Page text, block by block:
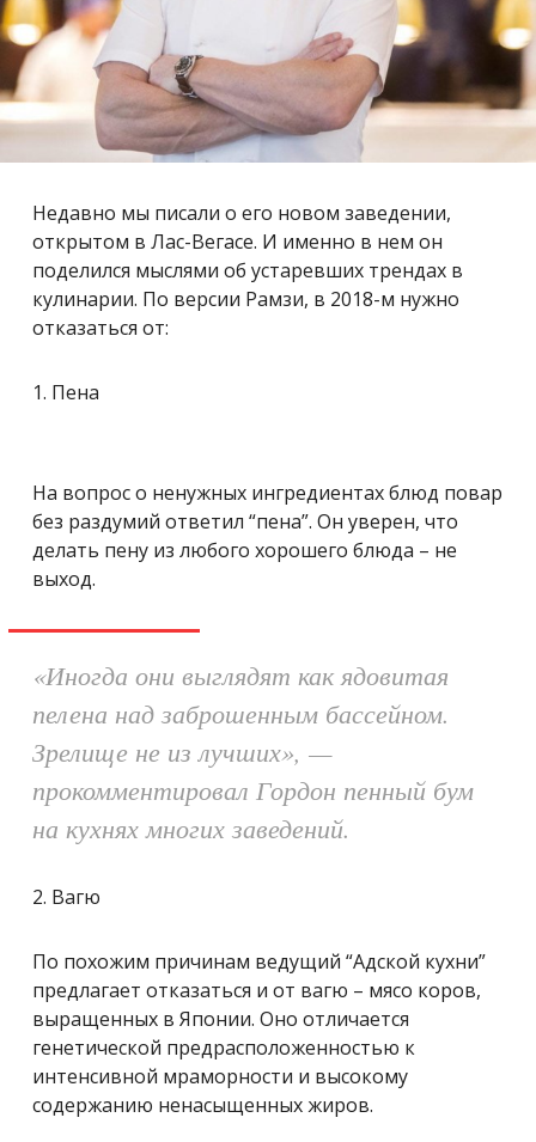
Недавно мы писали о его новом заведении,
открытом в Лас-Вегасе. И именно в нем он
поделился мыслями об устаревших трендах в
кулинарии. По версии Рамзи, в 2018-м нужно
отказаться от:
1. Пена
На вопрос о ненужных ингредиентах блюд повар
без раздумий ответил “пена”. Он уверен, что
делать пену из любого хорошего блюда – не
выход.
«Иногда они выглядят как ядовитая
пелена над заброшенным бассейном.
Зрелище не из лучших», —
прокомментировал Гордон пенный бум
на кухнях многих заведений.
2. Вагю
По похожим причинам ведущий “Адской кухни”
предлагает отказаться и от вагю – мясо коров,
выращенных в Японии. Оно отличается
генетической предрасположенностью к
интенсивной мраморности и высокому
содержанию ненасыщенных жиров.